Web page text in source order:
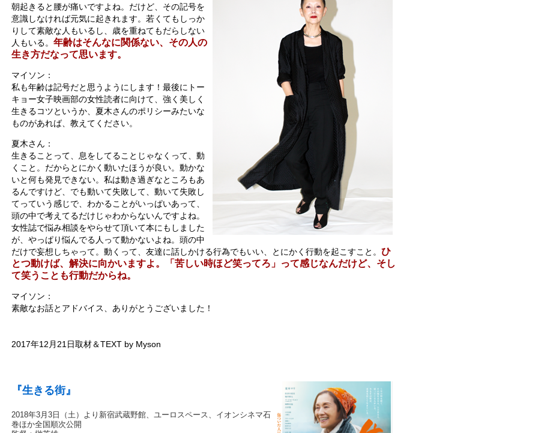
朝起きると腰が痛いですよね。だけど、その記号を
意識しなければ元気に起きれます。若くてもしっか
りして素敵な人もいるし、歳を重ねてもだらしない
人もいる。 年齢はそんなに関係ない、その人の
生き方だなって思います。
マイソン：
私も年齢は記号だと思うようにします！最後にトー
キョー女子映画部の女性読者に向けて、強く美しく
生きるコツというか、夏木さんのポリシーみたいな
ものがあれば、教えてください。
夏木さん：
生きることって、息をしてることじゃなくって、動
くこと。だからとにかく動いたほうが良い。動かな
いと何も発見できない。私は動き過ぎなところもあ
るんですけど、でも動いて失敗して、動いて失敗し
てっていう感じで、わかることがいっぱいあって、
頭の中で考えてるだけじゃわからないんですよね。
女性誌で悩み相談をやらせて頂いて本にもしました
が、やっぱり悩んでる人って動かないよね。頭の中
だけで妄想しちゃって。動くって、友達に話しかける行為でもいい、とにかく行動を起こすこと。 ひ
とつ動けば、解決に向かいますよ。「苦しい時ほど笑ってろ」って感じなんだけど、そし
て笑うことも行動だからね。
マイソン：
素敵なお話とアドバイス、ありがとうございました！
2017年12月21日取材＆TEXT by Myson
『生きる街』
2018年3月3日（土）より新宿武蔵野館、ユーロスペース、イオンシネマ石
巻ほか全国順次公開